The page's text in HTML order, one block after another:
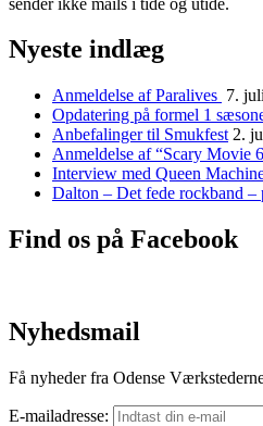
Nyeste indlæg
Anmeldelse af Paralives 7.
Opdatering på formel 1
Anbefalinger til Smukfest 2.
Anmeldelse af “Scary Movie
Interview med Queen
Dalton – Det fede rockband –
Find os på Facebook
Nyhedsmail
Få nyheder fra Odense
E-mailadresse: